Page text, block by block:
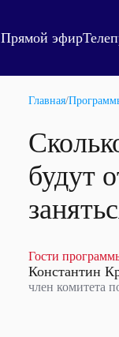
Прямой эфир
Главная/
будут
Гости
Константин
член